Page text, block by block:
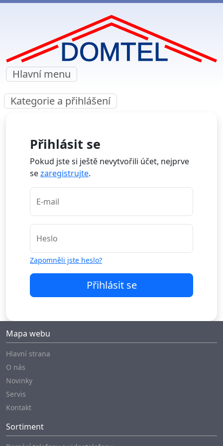
Hlavní menu
Kategorie a přihlášení
Přihlásit se
Pokud jste si ještě nevytvořili účet, nejprve
sezaregistrujte.
E-mail
Heslo
Zapomněli jste heslo?
Přihlásit se
Mapa webu
Hlavní strana
O nás
Novinky
Servis
Kontakt
Sortiment